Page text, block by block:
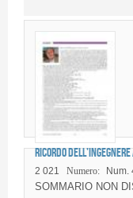
Fornitori di prodotti
Ricordo dell’Ingegnere
2 021 Numero: Num.
SOMMARIO NON